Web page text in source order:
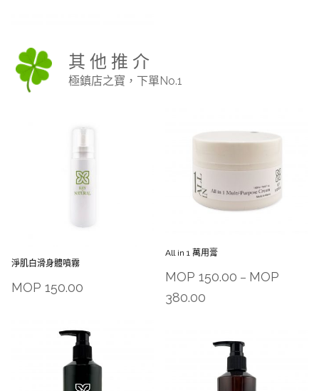
其 他 推 介
極鎮店之寶，下單No.1
淨肌白滑身體噴霧
MOP 150.00
All in 1 萬用膏
MOP 150.00 – MOP
380.00